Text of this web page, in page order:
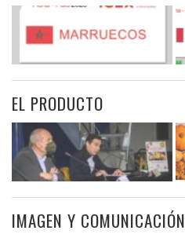
EL PRODUCTO
IMAGEN Y COMUNICACIÓN